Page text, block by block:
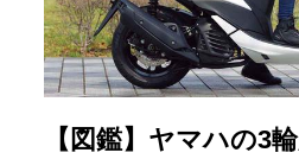
【図鑑】ヤマハの3